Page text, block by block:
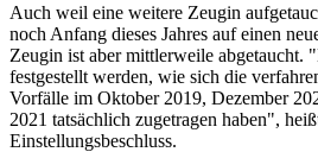
Auch weil eine weitere Zeugin
noch Anfang dieses Jahres auf einen
Zeugin ist aber mittlerweile abgetaucht.
festgestellt werden, wie sich die
Vorfälle im Oktober 2019, Dezember
2021 tatsächlich zugetragen haben",
Einstellungsbeschluss.